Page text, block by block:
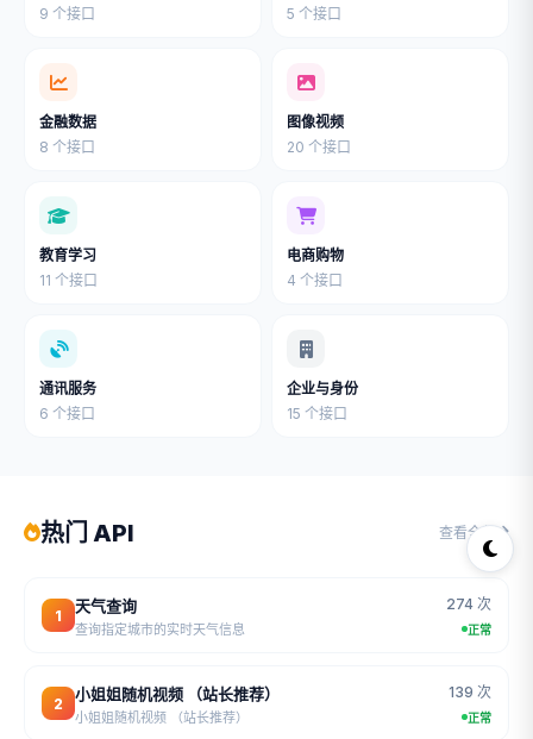
9 个接口
5 个接口
金融数据
8 个接口
图像视频
20 个接口
教育学习
11 个接口
电商购物
4 个接口
通讯服务
6 个接口
企业与身份
15 个接口
热门 API 查看全部
1
天气查询
查询指定城市的实时天气信息
274 次
正常
2
小姐姐随机视频 （站长推荐）
小姐姐随机视频 （站长推荐）
139 次
正常